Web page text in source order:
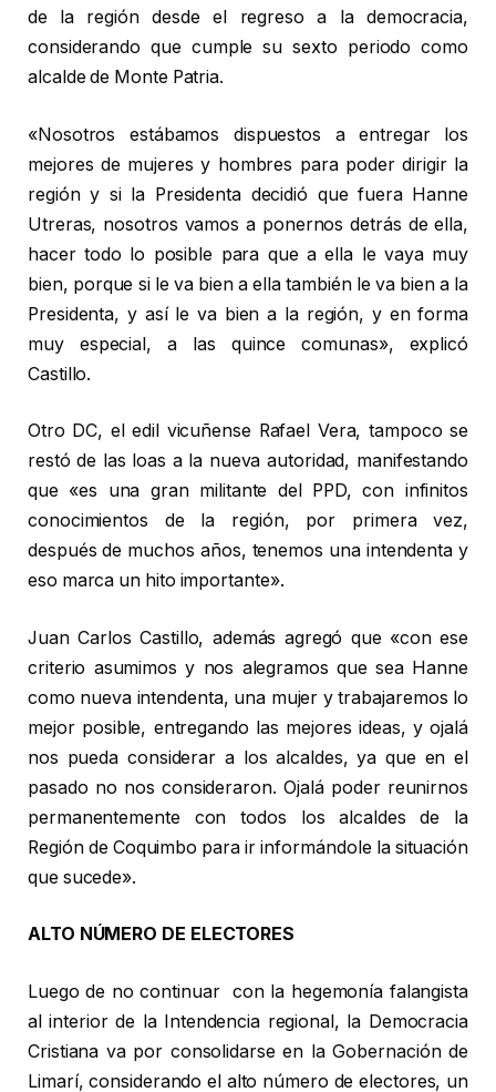
de la región desde el regreso a la democracia,
considerando que cumple su sexto periodo como
alcalde de Monte Patria.
«Nosotros estábamos dispuestos a entregar los
mejores de mujeres y hombres para poder dirigir la
región y si la Presidenta decidió que fuera Hanne
Utreras, nosotros vamos a ponernos detrás de ella,
hacer todo lo posible para que a ella le vaya muy
bien, porque si le va bien a ella también le va bien a la
Presidenta, y así le va bien a la región, y en forma
muy especial, a las quince comunas», explicó
Castillo.
Otro DC, el edil vicuñense Rafael Vera, tampoco se
restó de las loas a la nueva autoridad, manifestando
que «es una gran militante del PPD, con infinitos
conocimientos de la región, por primera vez,
después de muchos años, tenemos una intendenta y
eso marca un hito importante».
Juan Carlos Castillo, además agregó que «con ese
criterio asumimos y nos alegramos que sea Hanne
como nueva intendenta, una mujer y trabajaremos lo
mejor posible, entregando las mejores ideas, y ojalá
nos pueda considerar a los alcaldes, ya que en el
pasado no nos consideraron. Ojalá poder reunirnos
permanentemente con todos los alcaldes de la
Región de Coquimbo para ir informándole la situación
que sucede».
ALTO NÚMERO DE ELECTORES
Luego de no continuar con la hegemonía falangista
al interior de la Intendencia regional, la Democracia
Cristiana va por consolidarse en la Gobernación de
Limarí, considerando el alto número de electores, un